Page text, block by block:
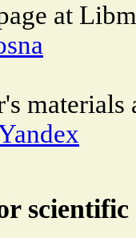
at
materials